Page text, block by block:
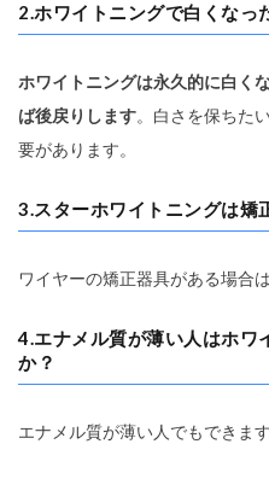
2.ホワイトニングで白くなっ
ホワイトニングは永久的に白く
ば後戻りします。白さを保ちた
要があります。
3.スターホワイトニングは矯
ワイヤーの矯正器具がある場合
4.エナメル質が薄い人はホワ
か？
エナメル質が薄い人でもできま